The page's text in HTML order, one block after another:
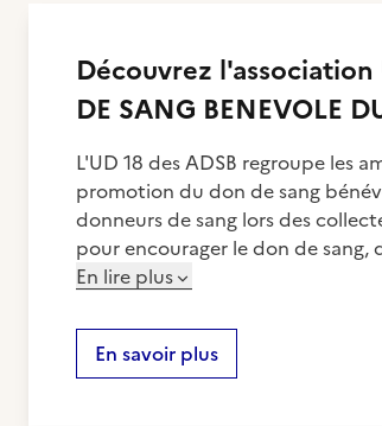
Découvrez l'association
DE SANG BENEVOLE
L'UD 18 des ADSB regroupe les
promotion du don de sang
donneurs de sang lors des
pour encourager le don de
En lire plus
En savoir plus